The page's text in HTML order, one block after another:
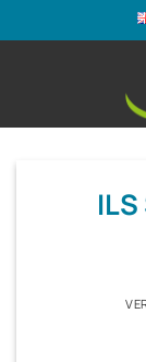
Inhalt